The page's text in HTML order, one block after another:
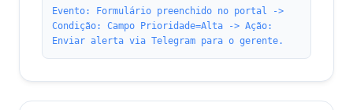
Evento: Formulário preenchido no portal ->
Condição: Campo Prioridade=Alta -> Ação:
Enviar alerta via Telegram para o gerente.